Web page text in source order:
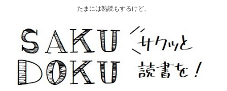
たまには熟読もするけど、